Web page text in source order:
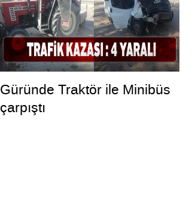
Güründe Traktör ile Minibüs
çarpıştı